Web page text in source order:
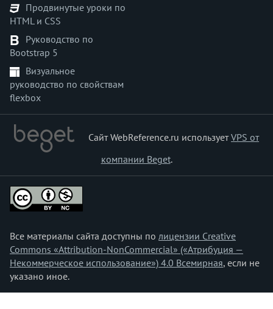
background-repeat
background-size
block-size
border
border-block
border-block-color
border-block-end
border-block-end-style
border-block-end-width
border-block-start-color
border-block-start-style
border-block-start-width
border-block-style
border-block-width
border-bottom
border-bottom-color
border-bottom-left-radius
Продвинутые уроки по
HTML и CSS
Руководство по
Bootstrap 5
Визуальное
руководство по свойствам
flexbox
Сайт WebReference.ru используетVPS от
компании Beget.
Все материалы сайта доступны по лицензии Creative
Commons «Attribution-NonCommercial» («Атрибуция —
Некоммерческое использование») 4.0 Всемирная, если не
указано иное.